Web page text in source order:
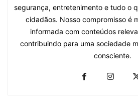
segurança, entretenimento e tudo o
cidadãos. Nosso compromisso é
informada com conteúdos
contribuindo para uma sociedade
consciente.